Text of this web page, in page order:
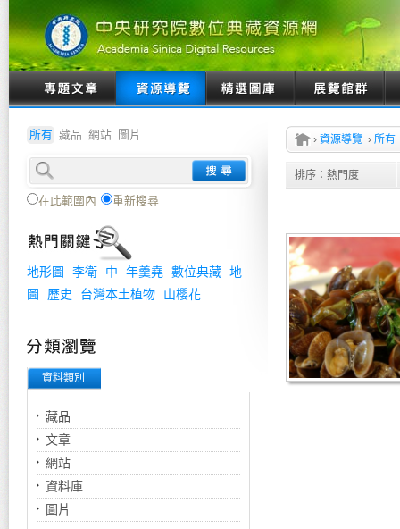
所有 藏品 網站 圖片
在此範圍內 重新搜尋
地形圖 李衛 中 年羹堯 數位典藏 地
圖
歷史 台灣本土植物 山櫻花
資料類別
藏品
文章
網站
資料庫
圖片
› 資源導覽 › 所有
排序： 熱門度